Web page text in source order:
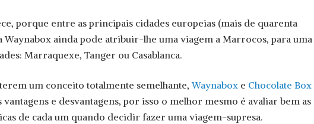
porque entre as principais cidades europeias (mais de quarenta
Waynabox ainda pode atribuir-lhe uma viagem a Marrocos, para uma
Marraquexe, Tanger ou Casablanca.
um conceito totalmente semelhante,Waynabox e Chocolate Box
vantagens e desvantagens, por isso o melhor mesmo é avaliar bem as
de cada um quando decidir fazer uma viagem-supresa.